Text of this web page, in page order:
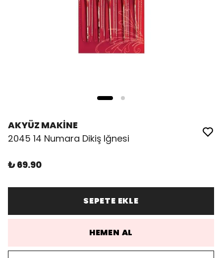
AKYÜZ MAKİNE
2045 14 Numara Dikiş Iğnesi
₺ 69.90
SEPETE EKLE
HEMEN AL